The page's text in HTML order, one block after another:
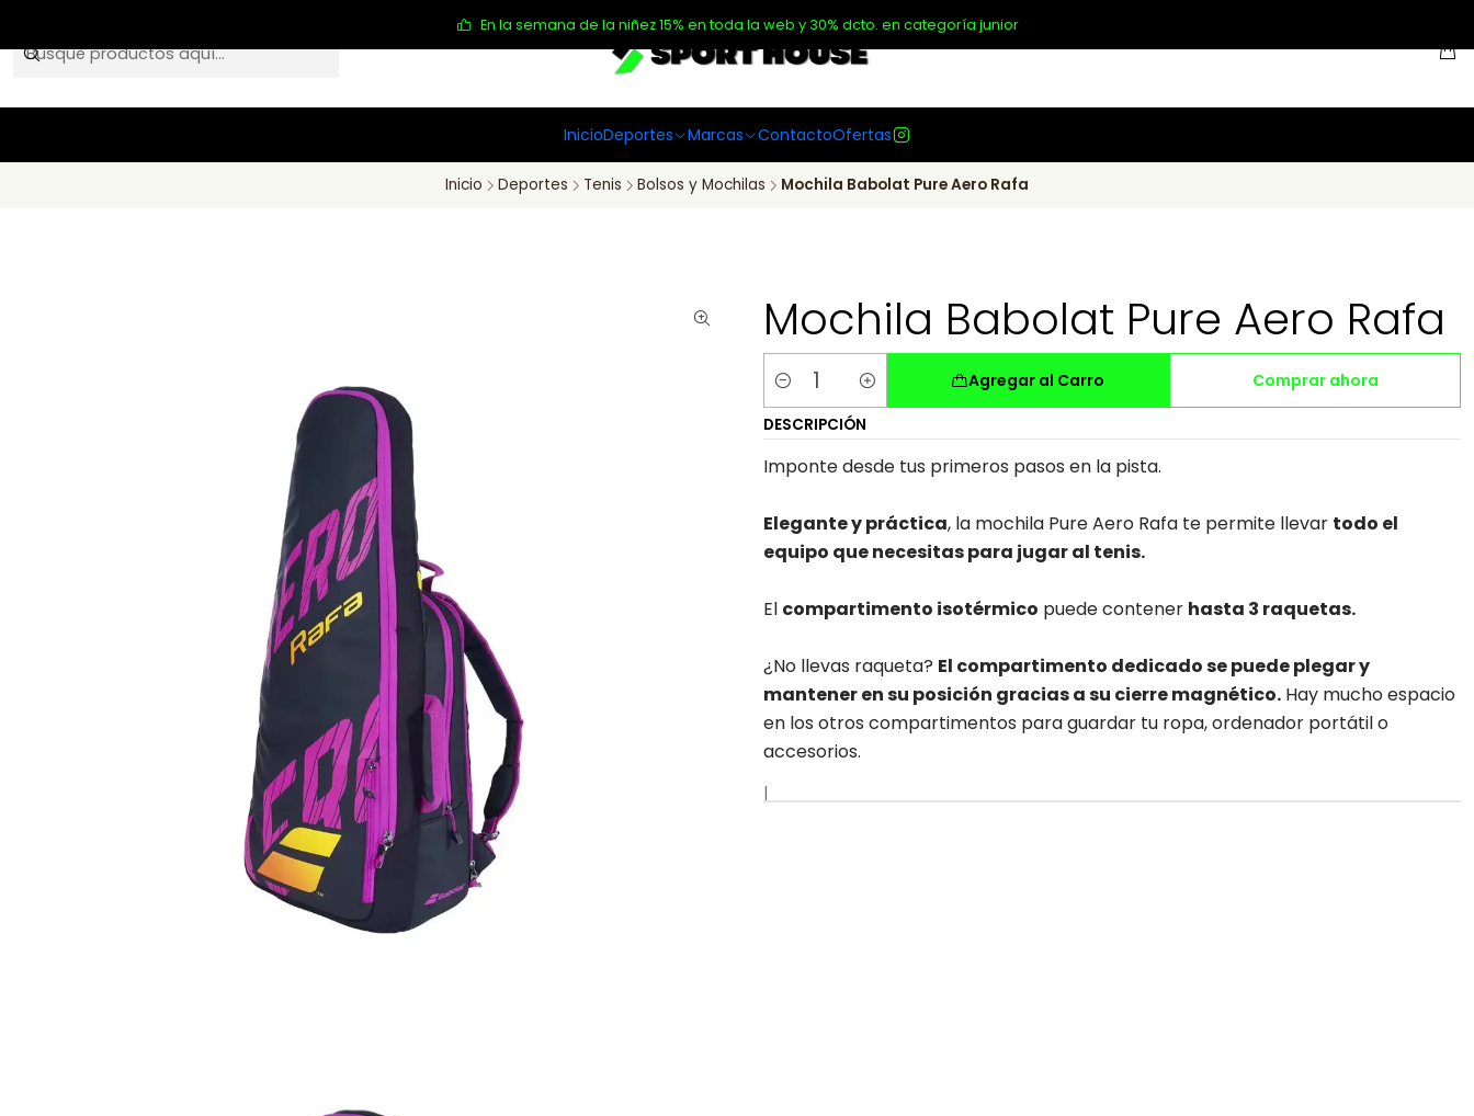
InicioDeportes Marcas ContactoOfertas
En la semana de la niñez 15% en toda la web y 30% dcto. en categoría junior
Inicio Deportes Tenis Bolsos y Mochilas Mochila Babolat Pure Aero Rafa
Mochila Babolat Pure Aero Rafa
Cantidad
Agregar al Carro Comprar ahora
DESCRIPCIÓN
Imponte desde tus primeros pasos en la pista.
Elegante y práctica, la mochila Pure Aero Rafa te permite llevar todo el
equipo que necesitas para jugar al tenis.
El compartimento isotérmico puede contener hasta 3 raquetas.
¿No llevas raqueta? El compartimento dedicado se puede plegar y
mantener en su posición gracias a su cierre magnético. Hay mucho espacio
en los otros compartimentos para guardar tu ropa, ordenador portátil o
accesorios.
|